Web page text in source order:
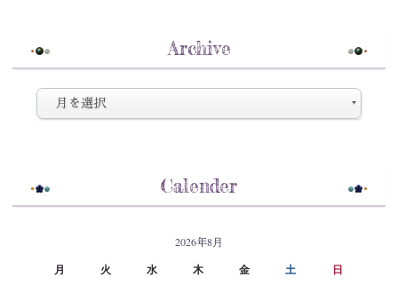
Archive
Calender
2026年8月
月 火 水 木 金 土
日